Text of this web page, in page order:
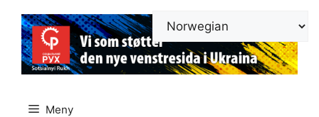
innhold
Meny